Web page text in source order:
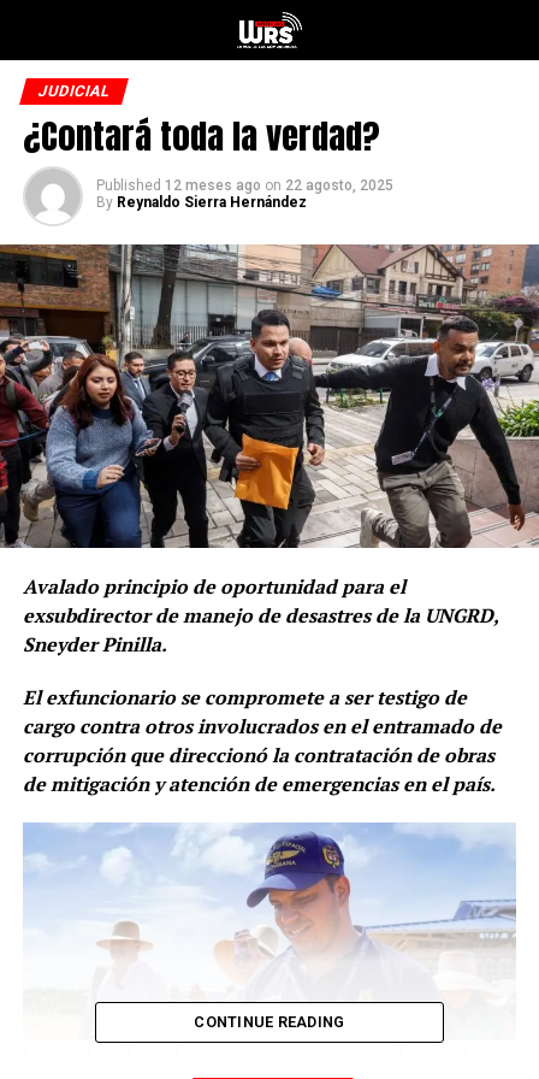
JUDICIAL
¿Contará toda la verdad?
Published 12 meses ago on 22 agosto, 2025
By Reynaldo Sierra Hernández
Avalado principio de oportunidad para el
exsubdirector de manejo de desastres de la UNGRD,
Sneyder Pinilla.
El exfuncionario se compromete a ser testigo de
cargo contra otros involucrados en el entramado de
corrupción que direccionó la contratación de obras
de mitigación y atención de emergencias en el país.
CONTINUE READING